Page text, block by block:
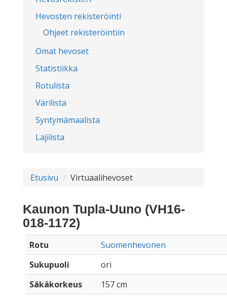
Hevosten rekisteröinti
Ohjeet rekisteröintiin
Omat hevoset
Statistiikka
Rotulista
Värilista
Syntymämaalista
Lajilista
Etusivu Virtuaalihevoset
Kaunon Tupla-Uuno (VH16-
018-1172)
Rotu
Suomenhevonen
Sukupuoli
ori
Säkäkorkeus
157 cm